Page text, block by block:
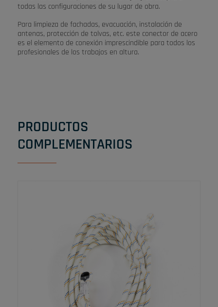
todas las configuraciones de su lugar de obra.
Para limpieza de fachadas, evacuación, instalación de
antenas, protección de tolvas, etc. este conector de acero
es el elemento de conexión imprescindible para todos los
profesionales de los trabajos en altura.
PRODUCTOS
COMPLEMENTARIOS